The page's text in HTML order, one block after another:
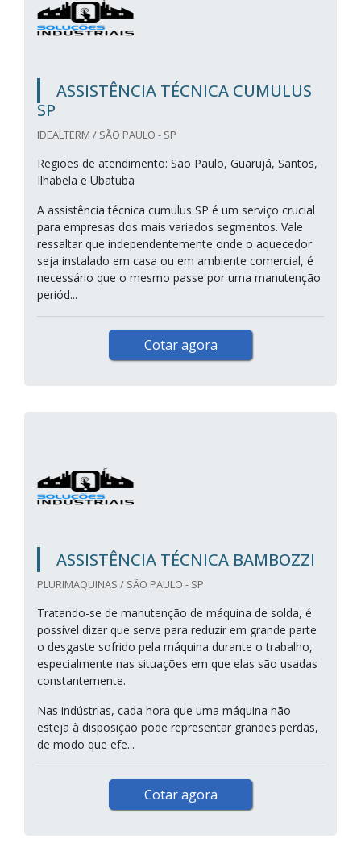
ASSISTÊNCIA TÉCNICA CUMULUS
SP
IDEALTERM / SÃO PAULO - SP
Regiões de atendimento: São Paulo, Guarujá, Santos,
Ilhabela e Ubatuba
A assistência técnica cumulus SP é um serviço crucial
para empresas dos mais variados segmentos. Vale
ressaltar que independentemente onde o aquecedor
seja instalado em casa ou em ambiente comercial, é
necessário que o mesmo passe por uma manutenção
periód...
Cotar agora
ASSISTÊNCIA TÉCNICA BAMBOZZI
PLURIMAQUINAS / SÃO PAULO - SP
Tratando-se de manutenção de máquina de solda, é
possível dizer que serve para reduzir em grande parte
o desgaste sofrido pela máquina durante o trabalho,
especialmente nas situações em que elas são usadas
constantemente.
Nas indústrias, cada hora que uma máquina não
esteja à disposição pode representar grandes perdas,
de modo que efe...
Cotar agora